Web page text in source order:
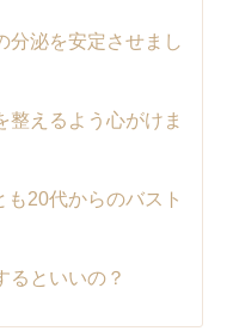
分泌を安定させまし
整えるよう心がけま
20代からのバスト
るといいの？